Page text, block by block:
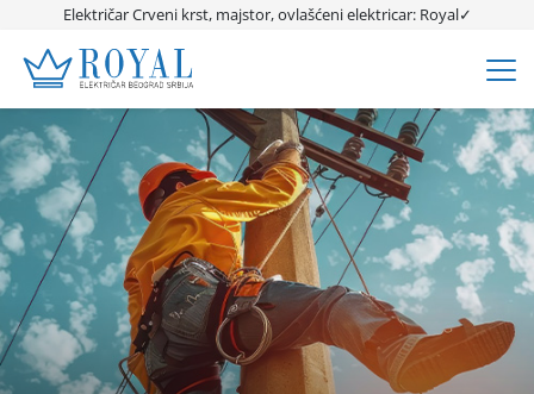
Električar Crveni krst, majstor, ovlašćeni elektricar: Royal✓